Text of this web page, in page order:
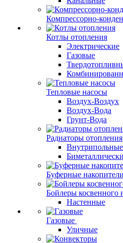
Компрессорно-
Котлы отопления
Электрические
Газовые
Тепловые насосы
Воздух-Воздух
Воздух-Вода
Грунт-Вода
Радиаторы отопления
Буферные накопители
Бойлеры косвенного
Настенные
Газовые
Уличные